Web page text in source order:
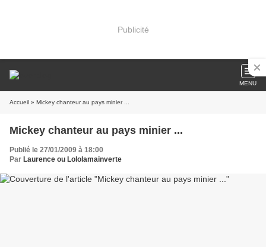
Publicité
MENU
Accueil » Mickey chanteur au pays minier ...
Mickey chanteur au pays minier ...
Publié le 27/01/2009 à 18:00
Par Laurence ou Lololamainverte